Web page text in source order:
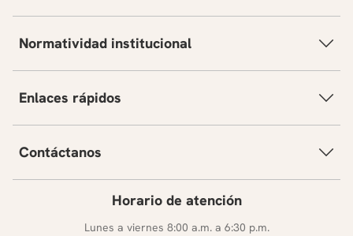
Normatividad institucional
Enlaces rápidos
Contáctanos
Horario de atención
Lunes a viernes 8:00 a.m. a 6:30 p.m.